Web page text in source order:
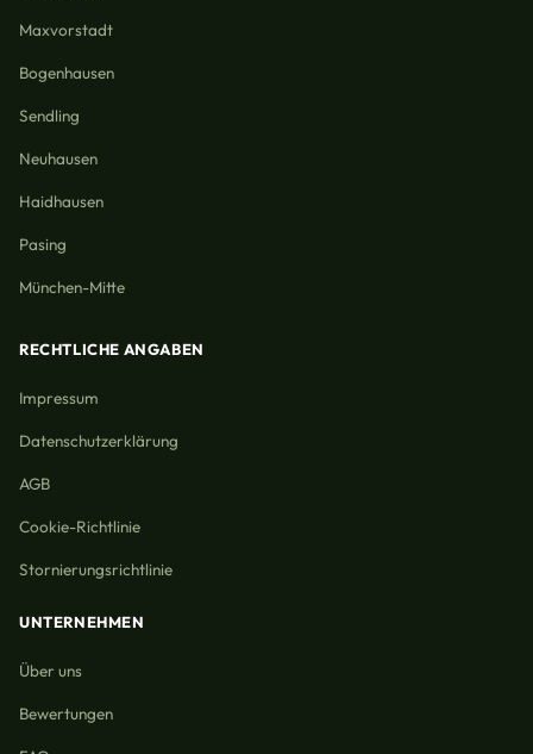
Maxvorstadt
Bogenhausen
Sendling
Neuhausen
Haidhausen
Pasing
München-Mitte
RECHTLICHE ANGABEN
Impressum
Datenschutzerklärung
AGB
Cookie-Richtlinie
Stornierungsrichtlinie
UNTERNEHMEN
Über uns
Bewertungen